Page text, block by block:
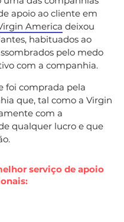
apoio ao cliente em
America deixou
habituados ao
pelo medo
com a companhia.
foi comprada pela
que, tal como a Virgin
com a
qualquer lucro e que
serviço de apoio